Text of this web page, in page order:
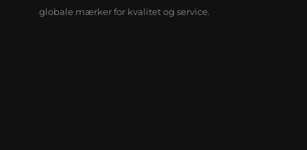
globale mærker for kvalitet og service.